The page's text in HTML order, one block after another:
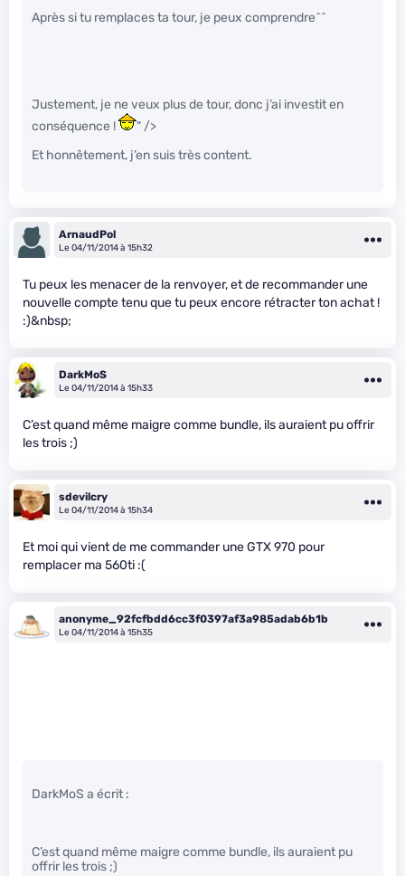
Après si tu remplaces ta tour, je peux comprendre^^
Justement, je ne veux plus de tour, donc j’ai investit en
conséquence !
" />
Et honnêtement, j’en suis très content.
ArnaudPol
Le 04/11/2014 à 15h32
Tu peux les menacer de la renvoyer, et de recommander une
nouvelle compte tenu que tu peux encore rétracter ton achat !
:)&nbsp;
DarkMoS
Le 04/11/2014 à 15h33
C’est quand même maigre comme bundle, ils auraient pu offrir
les trois ;)
sdevilcry
Le 04/11/2014 à 15h34
Et moi qui vient de me commander une GTX 970 pour
remplacer ma 560ti :(
anonyme_92fcfbdd6cc3f0397af3a985adab6b1b
Le 04/11/2014 à 15h35
DarkMoS a écrit :
C’est quand même maigre comme bundle, ils auraient pu
offrir les trois ;)